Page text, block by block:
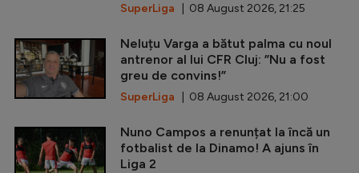
SuperLiga | 08 August 2026, 21:25
Neluțu Varga a bătut palma cu noul
antrenor al lui CFR Cluj: ”Nu a fost
greu de convins!”
SuperLiga | 08 August 2026, 21:00
Nuno Campos a renunțat la încă un
fotbalist de la Dinamo! A ajuns în
Liga 2